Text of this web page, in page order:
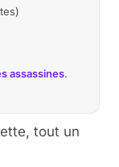
assassines.
tout un